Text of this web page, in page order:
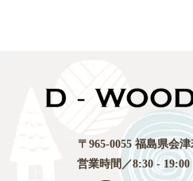
〒965-0055 福島県会
営業時間／8:30 -